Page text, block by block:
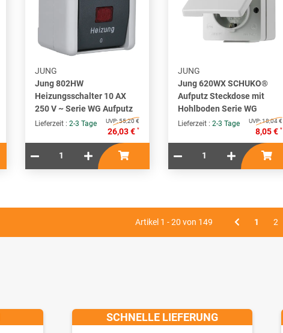
JUNG
Jung 802HW
Heizungsschalter 10 AX
250 V ~ Serie WG Aufputz
Lieferzeit : 2-3 Tage UVP: 55,20 €
26,03 € *
JUNG
Jung 620WX SCHUKO®
Aufputz Steckdose mit
Hohlboden Serie WG
Lieferzeit : 2-3 Tage UVP:18,04 €
8,05 € *
Artikel 1 - 20 von 149 1 2
SCHNELLE LIEFERUNG